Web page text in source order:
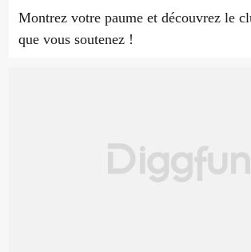
Montrez votre paume et découvrez le
que vous soutenez !